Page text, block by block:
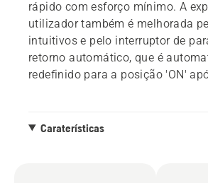
rápido com esforço mínimo. A
utilizador também é melhorada
intuitivos e pelo interruptor de
retorno automático, que é
redefinido para a posição 'ON'
proporcionando uma posição de
Caraterísticas